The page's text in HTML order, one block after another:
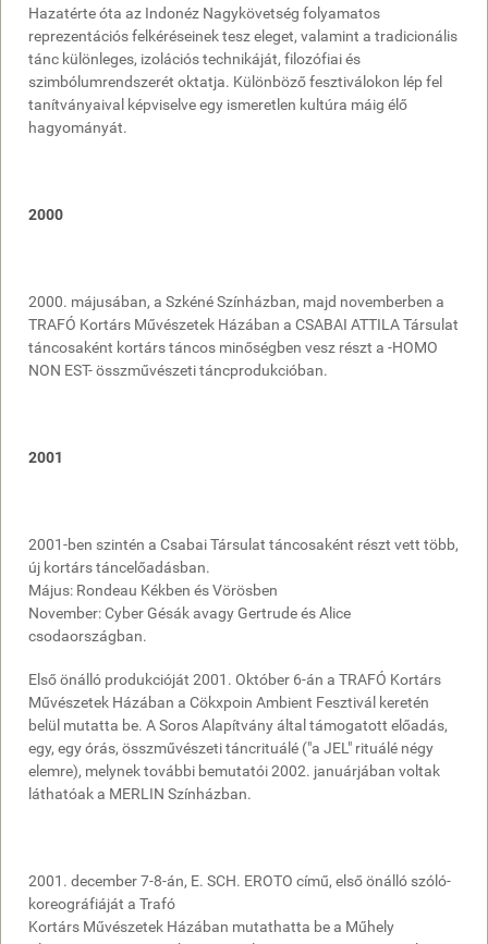
Hazatérte óta az Indonéz Nagykövetség folyamatos
reprezentációs felkéréseinek tesz eleget, valamint a tradicionális
tánc különleges, izolációs technikáját, filozófiai és
szimbólumrendszerét oktatja. Különböző fesztiválokon lép fel
tanítványaival képviselve egy ismeretlen kultúra máig élő
hagyományát.
2000
2000. májusában, a Szkéné Színházban, majd novemberben a
TRAFÓ Kortárs Művészetek Házában a CSABAI ATTILA Társulat
táncosaként kortárs táncos minőségben vesz részt a -HOMO
NON EST- összművészeti táncprodukcióban.
2001
2001-ben szintén a Csabai Társulat táncosaként részt vett több,
új kortárs táncelőadásban.
Május: Rondeau Kékben és Vörösben
November: Cyber Gésák avagy Gertrude és Alice
csodaországban.
Első önálló produkcióját 2001. Október 6-án a TRAFÓ Kortárs
Művészetek Házában a Cökxpoin Ambient Fesztivál keretén
belül mutatta be. A Soros Alapítvány által támogatott előadás,
egy, egy órás, összművészeti táncrituálé ("a JEL" rituálé négy
elemre), melynek további bemutatói 2002. januárjában voltak
láthatóak a MERLIN Színházban.
2001. december 7-8-án, E. SCH. EROTO című, első önálló szóló-
koreográfiáját a Trafó
Kortárs Művészetek Házában mutathatta be a Műhely